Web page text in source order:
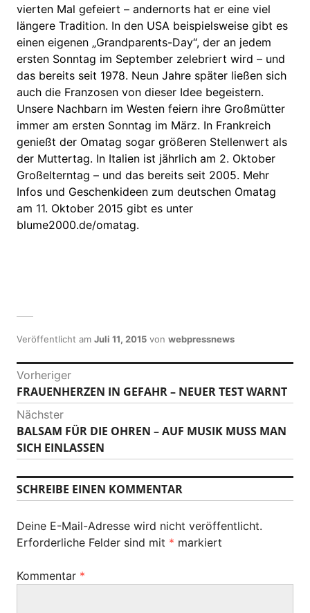
vierten Mal gefeiert – andernorts hat er eine viel
längere Tradition. In den USA beispielsweise gibt es
einen eigenen „Grandparents-Day“, der an jedem
ersten Sonntag im September zelebriert wird – und
das bereits seit 1978. Neun Jahre später ließen sich
auch die Franzosen von dieser Idee begeistern.
Unsere Nachbarn im Westen feiern ihre Großmütter
immer am ersten Sonntag im März. In Frankreich
genießt der Omatag sogar größeren Stellenwert als
der Muttertag. In Italien ist jährlich am 2. Oktober
Großelterntag – und das bereits seit 2005. Mehr
Infos und Geschenkideen zum deutschen Omatag
am 11. Oktober 2015 gibt es unter
blume2000.de/omatag.
Veröffentlicht am Juli 11, 2015 von webpressnews
B
e
i
t
r
a
g
s
-
Vorheriger
V
o
r
h
e
r
i
e
r
e
FRAUENHERZEN IN GEFAHR – NEUER TEST WARNT
Nächster
N
ä
c
h
s
e
r
e
BALSAM FÜR DIE OHREN – AUF MUSIK MUSS MAN
SICH EINLASSEN
SCHREIBE EINEN KOMMENTAR
Deine E-Mail-Adresse wird nicht veröffentlicht.
Erforderliche Felder sind mit * markiert
Kommentar *